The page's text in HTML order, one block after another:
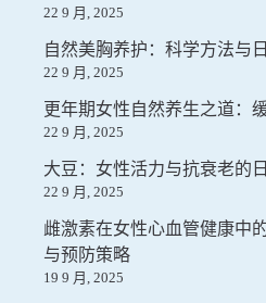
22 9 月, 2025
自然美胸养护：科学方法与
22 9 月, 2025
更年期女性自然养生之道：
22 9 月, 2025
大豆：女性活力与抗衰老的
22 9 月, 2025
雌激素在女性心血管健康中
与预防策略
19 9 月, 2025